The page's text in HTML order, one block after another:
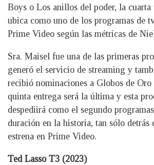
Boys o Los anillos del poder, la cuarta
ubica como uno de los programas de
Prime Video según las métricas de
Sra. Maisel fue una de las primeras
generó el servicio de streaming y
recibió nominaciones a Globos de
quinta entrega será la última y esta
despediirá como el segundo
duración en la historia, tan sólo detrás
estrena en Prime Video.
Ted Lasso T3 (2023)